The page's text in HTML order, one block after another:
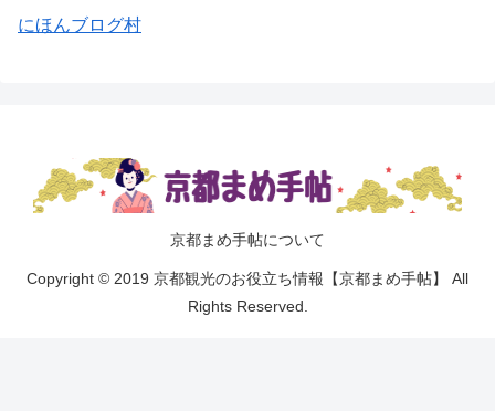
にほんブログ村
京都まめ手帖について
Copyright © 2019 京都観光のお役立ち情報【京都まめ手帖】 All
Rights Reserved.